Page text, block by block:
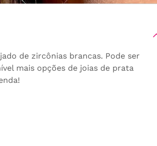
de zircônias brancas. Pode ser
mais opções de joias de prata